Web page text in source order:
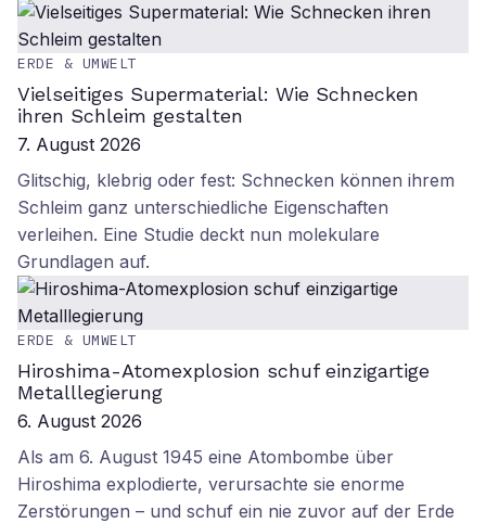
ERDE & UMWELT
Vielseitiges Supermaterial: Wie Schnecken
ihren Schleim gestalten
7. August 2026
Glitschig, klebrig oder fest: Schnecken können ihrem
Schleim ganz unterschiedliche Eigenschaften
verleihen. Eine Studie deckt nun molekulare
Grundlagen auf.
ERDE & UMWELT
Hiroshima-Atomexplosion schuf einzigartige
Metalllegierung
6. August 2026
Als am 6. August 1945 eine Atombombe über
Hiroshima explodierte, verursachte sie enorme
Zerstörungen – und schuf ein nie zuvor auf der Erde